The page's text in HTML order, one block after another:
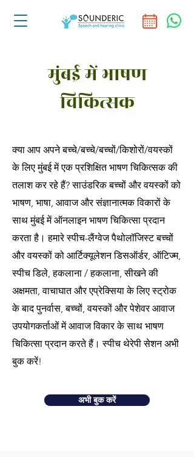
मुंबई में भाषण
चिकित्सक
क्या आप अपने बच्चे/बच्चे/बच्चों/किशोरों/वयस्कों
के लिए मुंबई में एक प्रशिक्षित भाषण चिकित्सक की
तलाश कर रहे हैं? साउंडरिक बच्चों और वयस्कों को
भाषण, भाषा, आवाज और संज्ञानात्मक विकारों के
साथ मुंबई में ऑनलाइन भाषण चिकित्सा प्रदान
करता है। हमारे स्पीच-लैंग्वेज पैथोलॉजिस्ट बच्चों
और वयस्कों को आर्टिक्यूलेशन डिसऑर्डर, ऑटिज्म,
स्पीच डिले, हकलाना / हकलाना, सीखने की
अक्षमता, वाचाघात और एप्रेक्सिया के लिए स्ट्रोक
के बाद पुनर्वास, बच्चों, वयस्कों और पेशेवर आवाज
उपयोगकर्ताओं में आवाज विकार के साथ भाषण
चिकित्सा प्रदान करते हैं। स्पीच थेरेपी सेशन अभी
बुक करें!
अभी बुक करें